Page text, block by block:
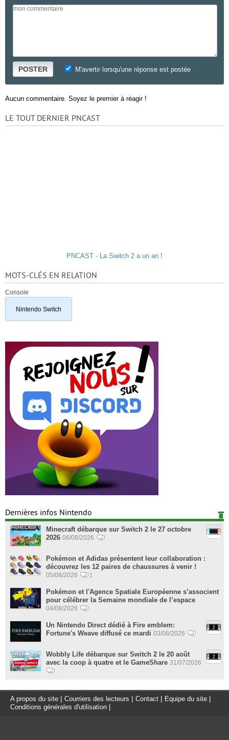
POSTER M'avertir lorsqu'une réponse est postée
Aucun commentaire. Soyez le premier à réagir !
LE TOUT DERNIER PNCAST
PNCAST - La Switch 2 a un an !
MOTS-CLÉS EN RELATION
Console
Nintendo Switch
Dernières infos Nintendo
Minecraft débarque sur Switch 2 le 27 octobre
2026 06/08/2026
Pokémon et Adidas présentent leur collaboration :
découvrez les 12 paires de chaussures à venir !
05/08/2026 1
Pokémon et l'Agence Spatiale Européenne s’associent
pour célébrer la Semaine mondiale de l’espace
04/08/2026
Un Nintendo Direct dédié à Fire emblem:
Fortune's Weave diffusé ce mardi 03/08/2026
Wobbly Life débarque sur Switch 2 le 20 août
avec la coop à quatre et le GameShare 31/07/2026
A propos du site Courriers des lecteurs Contact Equipe du site
Conditions générales d'utilisation